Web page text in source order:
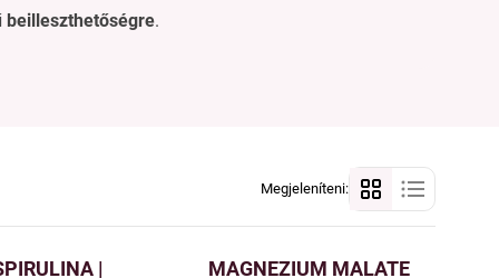
beilleszthetőségre.
Megjeleníteni:
|
MAGNEZIUM MALATE